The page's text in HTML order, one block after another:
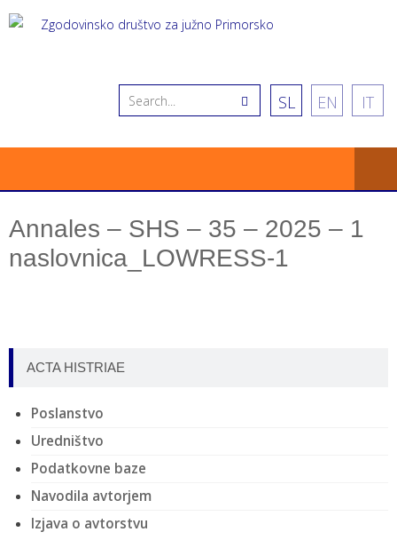
SL EN IT
Annales – SHS – 35 – 2025 – 1
naslovnica_LOWRESS-1
ACTA HISTRIAE
Poslanstvo
Uredništvo
Podatkovne baze
Navodila avtorjem
Izjava o avtorstvu